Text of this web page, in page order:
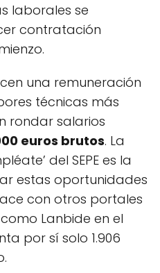
laborales se
contratación
una remuneración
técnicas más
rondar salarios
euros brutos. La
del SEPE es la
estas oportunidades
con otros portales
Lanbide en el
por sí solo 1.906